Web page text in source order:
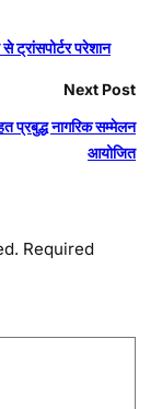
ट्रांसपोर्टर परेशान
Next Post
प्रबुद्ध नागरिक सम्मेलन
आयोजित
Required